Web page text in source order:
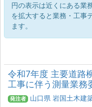
円の表示は近くにある業
を拡大すると業務・工事
ます。
令和7年度 主要道路
工事に伴う測量業務
発注者 山口県 岩国土木建